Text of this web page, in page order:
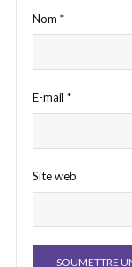
Nom *
E-mail *
Site web